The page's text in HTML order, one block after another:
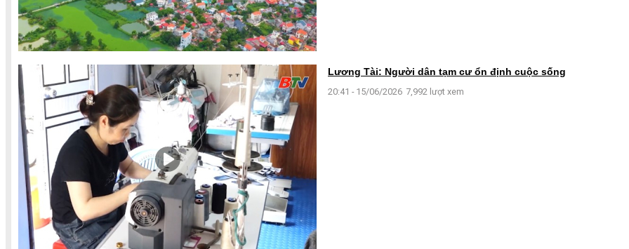
Lương Tài: Người dân tạm cư ổn định cuộc sống
20:41 - 15/06/2026 7,992 lượt xem